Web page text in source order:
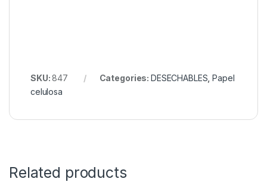
SKU:847 Categories: DESECHABLES ,Papel
celulosa
Related products